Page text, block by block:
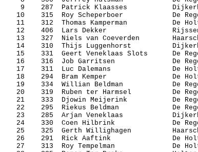
9
287 Patrick Klaasses
10
315 Roy Scheperboer De
11
312 Thomas Kamperman De
12
406 Lars Dekker
13
327 Niels van Coeverden
14
310 Thijs Luggenhorst
15
331 Geert Veneklaas Slots De
16
316 Job Garritsen De
17
311 Luc Dalemans De
18
294 Bram Kemper De
19
334 Willian Beldman De
20
319 Ruben ter Harmsel De
21
333 Djowin Meijerink De
22
295 Riekus Beldman De
23
285 Arjan Veneklaas
24
330 Coen Hilbrink De
25
325 Gerth Willighagen
26
291 Rick Aaftink De
27
313 Roy Tempelman De